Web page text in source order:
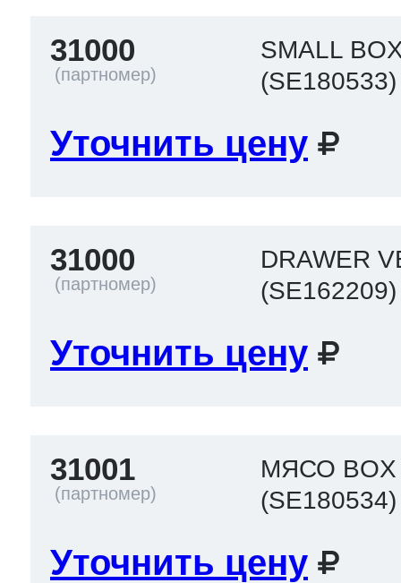
31000
SMALL
(SE180533)
Уточнить цену
31000
DRAWER
(SE162209)
Уточнить цену
31001
МЯСО BOX
(SE180534)
Уточнить цену